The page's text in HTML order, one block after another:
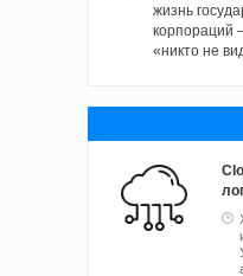
жизнь
корпораций
«никто не